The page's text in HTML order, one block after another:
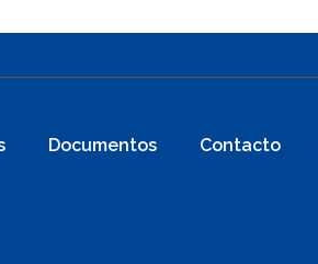
Documentos Contacto